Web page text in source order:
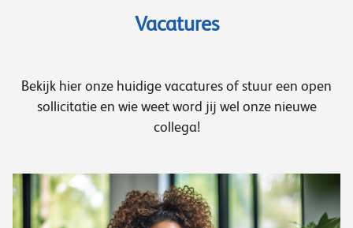
Vacatures
Bekijk hier onze huidige vacatures of stuur een open
sollicitatie en wie weet word jij wel onze nieuwe
collega!